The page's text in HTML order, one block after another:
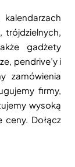
gadżety
pendrive’y i
zamówienia
firmy,
wysoką
ceny. Dołącz